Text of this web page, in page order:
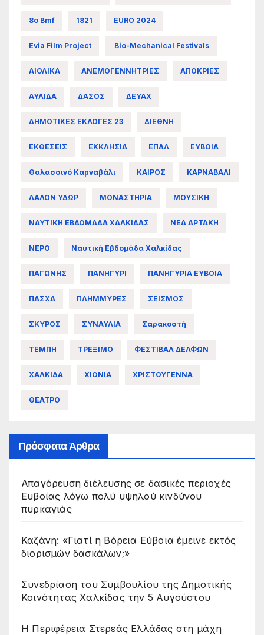
8ο Bmf 1821 EURO 2024
Evia Film Project Bio-Mechanical Festivals
ΑΙΟΛΙΚΑ ΑΝΕΜΟΓΕΝΝΗΤΡΙΕΣ ΑΠΟΚΡΙΕΣ
ΑΥΛΙΔΑ ΔΑΣΟΣ ΔΕΥΑΧ
ΔΗΜΟΤΙΚΕΣ ΕΚΛΟΓΕΣ 23 ΔΙΕΘΝΗ
ΕΚΘΕΣΕΙΣ ΕΚΚΛΗΣΙΑ ΕΠΑΛ ΕΥΒΟΙΑ
Θαλασσινό Καρναβάλι ΚΑΙΡΟΣ ΚΑΡΝΑΒΑΛΙ
ΛΑΛΟΝ ΥΔΩΡ ΜΟΝΑΣΤΗΡΙΑ ΜΟΥΣΙΚΗ
ΝΑΥΤΙΚΗ ΕΒΔΟΜΑΔΑ ΧΑΛΚΙΔΑΣ ΝΕΑ ΑΡΤΑΚΗ
ΝΕΡΟ Ναυτική Εβδομάδα Χαλκίδας
ΠΑΓΩΝΗΣ ΠΑΝΗΓΥΡΙ ΠΑΝΗΓΥΡΙΑ ΕΥΒΟΙΑ
ΠΑΣΧΑ ΠΛΗΜΜΥΡΕΣ ΣΕΙΣΜΟΣ
ΣΚΥΡΟΣ ΣΥΝΑΥΛΙΑ Σαρακοστή
ΤΕΜΠΗ ΤΡΕΞΙΜΟ ΦΕΣΤΙΒΑΛ ΔΕΛΦΩΝ
ΧΑΛΚΙΔΑ ΧΙΟΝΙΑ ΧΡΙΣΤΟΥΓΕΝΝΑ
ΘΕΑΤΡΟ
Πρόσφατα Άρθρα
Απαγόρευση διέλευσης σε δασικές περιοχές
Ευβοίας λόγω πολύ υψηλού κινδύνου
πυρκαγιάς
Καζάνη: «Γιατί η Βόρεια Εύβοια έμεινε εκτός
διορισμών δασκάλων;»
Συνεδρίαση του Συμβουλίου της Δημοτικής
Κοινότητας Χαλκίδας την 5 Αυγούστου
Η Περιφέρεια Στερεάς Ελλάδας στη μάχη